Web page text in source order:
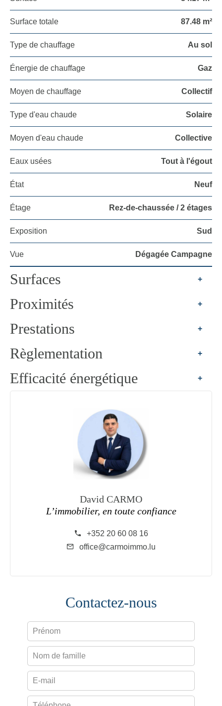
Surface totale 87.48 m²
Type de chauffage Au sol
Énergie de chauffage Gaz
Moyen de chauffage Collectif
Type d'eau chaude Solaire
Moyen d'eau chaude Collective
Eaux usées Tout à l'égout
État Neuf
Étage Rez-de-chaussée / 2 étages
Exposition Sud
Vue Dégagée Campagne
Surfaces +
Proximités +
Prestations +
Règlementation +
Efficacité énergétique +
David CARMO
L’immobilier, en toute confiance
+352 20 60 08 16
office@carmoimmo.lu
Contactez-nous